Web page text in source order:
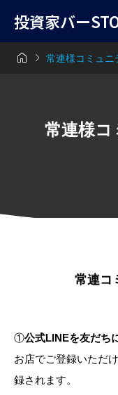
投資家バー
  常連様コミュニ
常連様
常連コ
①公式LINEを友だち
お店でご登録いただ
録されます。